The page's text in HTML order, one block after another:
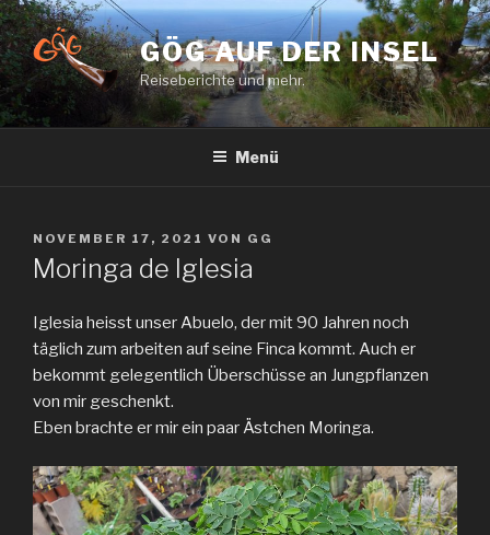
Zum
Inhalt
springen
GÖG AUF DER INSEL
Reiseberichte und mehr.
Menü
VERÖFFENTLICHT
AM
NOVEMBER 17, 2021 VON GG
Moringa de Iglesia
Iglesia heisst unser Abuelo, der mit 90 Jahren noch
täglich zum arbeiten auf seine Finca kommt. Auch er
bekommt gelegentlich Überschüsse an Jungpflanzen
von mir geschenkt.
Eben brachte er mir ein paar Ästchen Moringa.